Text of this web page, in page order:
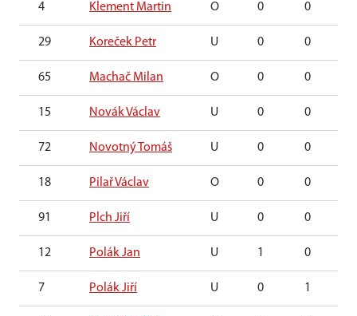
4 Klement Martin O 0 0
29 Koreček Petr U 0 0
65 Machač Milan O 0 0
15 Novák Václav U 0 0
72 Novotný Tomáš U 0 0
18 Pilař Václav O 0 0
91 Plch Jiří U 0 0
12 Polák Jan U 1 0
7 Polák Jiří U 0 1